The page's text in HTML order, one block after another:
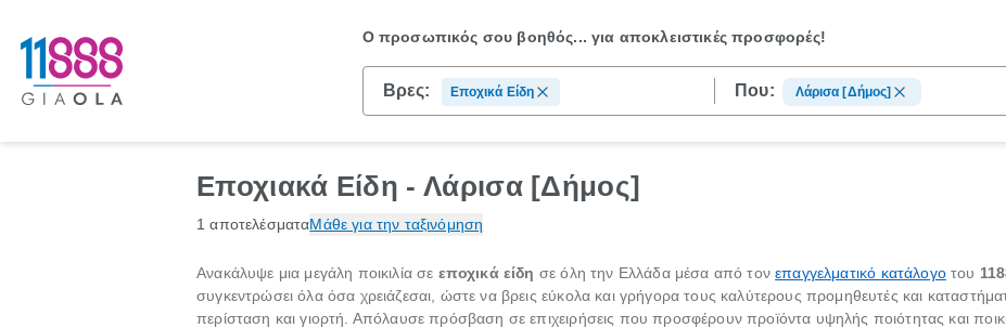
Ο προσωπικός σου βοηθός...για αποκλειστικές προσφορές!
Βρες: Εποχικά Είδη Που: Λάρισα [Δήμος]
Εποχιακά Είδη - Λάρισα [Δήμος]
1 αποτελέσματαΜάθε για την ταξινόμηση
Ανακάλυψε μια μεγάλη ποικιλία σε εποχικά είδη σε όλη την Ελλάδα μέσα από τονεπαγγελματικό κατάλογοτου
συγκεντρώσει όλα όσα χρειάζεσαι, ώστε να βρεις εύκολα και γρήγορα τους καλύτερους προμηθευτές και
περίσταση και γιορτή. Απόλαυσε πρόσβαση σε επιχειρήσεις που προσφέρουν προϊόντα υψηλής ποιότητας και